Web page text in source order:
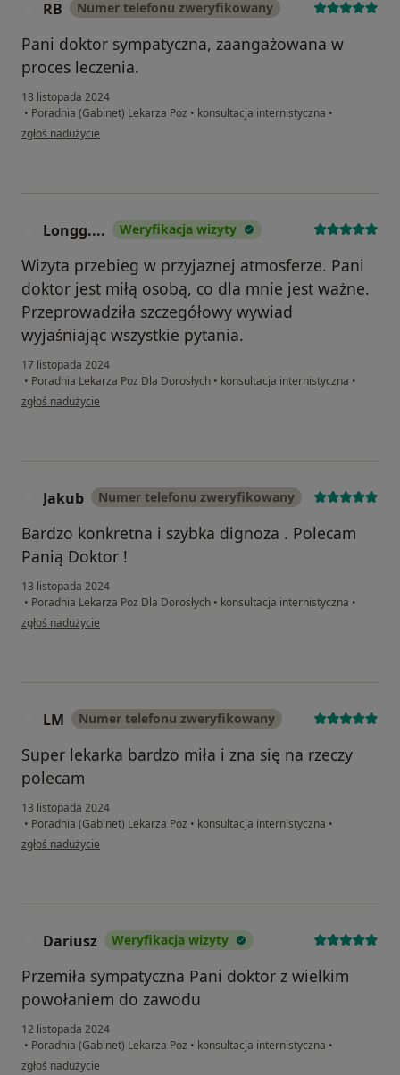
RB Numer telefonu zweryfikowany
Pani doktor sympatyczna, zaangażowana w
proces leczenia.
18 listopada 2024
• Poradnia (Gabinet) Lekarza Poz • konsultacja internistyczna •
w opinii użytkownika RB
zgłoś nadużycie
Longg.... Weryfikacja wizyty
Wizyta przebieg w przyjaznej atmosferze. Pani
doktor jest miłą osobą, co dla mnie jest ważne.
Przeprowadziła szczegółowy wywiad
wyjaśniając wszystkie pytania.
17 listopada 2024
• Poradnia Lekarza Poz Dla Dorosłych • konsultacja internistyczna •
w opinii użytkownika Longg....
zgłoś nadużycie
Jakub Numer telefonu zweryfikowany
Bardzo konkretna i szybka dignoza . Polecam
Panią Doktor !
13 listopada 2024
• Poradnia Lekarza Poz Dla Dorosłych • konsultacja internistyczna •
w opinii użytkownika Jakub
zgłoś nadużycie
LM Numer telefonu zweryfikowany
Super lekarka bardzo miła i zna się na rzeczy
polecam
13 listopada 2024
• Poradnia (Gabinet) Lekarza Poz • konsultacja internistyczna •
w opinii użytkownika LM
zgłoś nadużycie
Dariusz Weryfikacja wizyty
Przemiła sympatyczna Pani doktor z wielkim
powołaniem do zawodu
12 listopada 2024
• Poradnia (Gabinet) Lekarza Poz • konsultacja internistyczna •
w opinii użytkownika Dariusz
zgłoś nadużycie